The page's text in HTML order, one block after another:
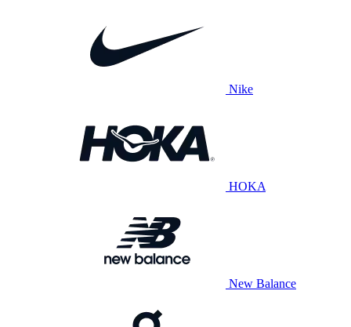
Nike
HOKA
New Balance